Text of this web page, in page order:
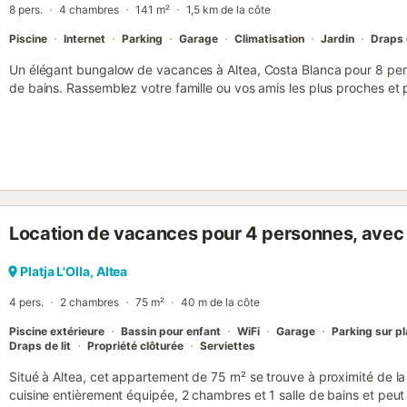
8 pers. 4 chambres 141 m² 1,5 km de la côte
Piscine Internet Parking Garage Climatisation Jardin Draps
Un élégant bungalow de vacances à Altea, Costa Blanca pour 8
de bains. Rassemblez votre famille ou vos amis les plus proches
est le lieu de rencontre idéal pour des vacances merveilleuses. La
magnifiques. La cuisine gastronomique et le grand salon
retrouver et se détendre après une journée à la plage. Le salon
gratuit (fibre optique), d'un canapé confortable, de la climatisation
agréable expérience culinaire. La décoration de la suite parentale
de bain dispose d'une combinaison baignoire-douche avec
climatisation dans deux des chamb...
Location de vacances pour 4 personnes,
Platja L'Olla, Altea
4 pers. 2 chambres 75 m² 40 m de la côte
Piscine extérieure Bassin pour enfant WiFi Garage Parking sur
Draps de lit
Propriété clôturée Serviettes
Situé à Altea, cet appartement de 75 m² se trouve à proximité de
cuisine entièrement équipée, 2 chambres et 1 salle de bains et